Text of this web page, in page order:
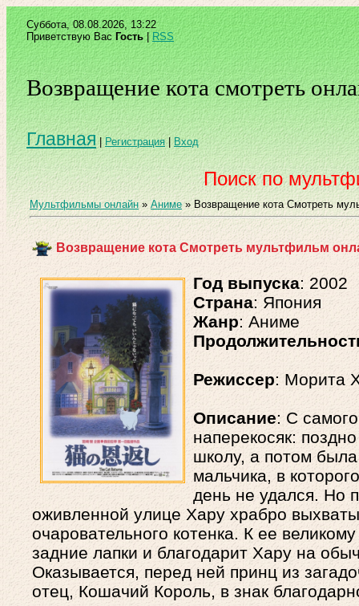
Суббота, 08.08.2026, 13:22
Приветствую Вас Гость| RSS
Возвращение кота смотреть
Главная |Регистрация| Вход
Поиск по
Мультфильмы онлайн» Аниме» Возвращение кота Смотреть
Возвращение кота Смотреть мультфильм
Год выпуска: 2002
Страна: Япония
Жанр: Аниме
Режиссер: Морита
Описание: С
наперекосяк:
школу, а потом
мальчика, в
день не удался. Но
оживленной улице Хару храбро
очаровательного котенка. К ее
задние лапки и благодарит Хару на
Оказывается, перед ней принц из
отец, Кошачий Король, в знак